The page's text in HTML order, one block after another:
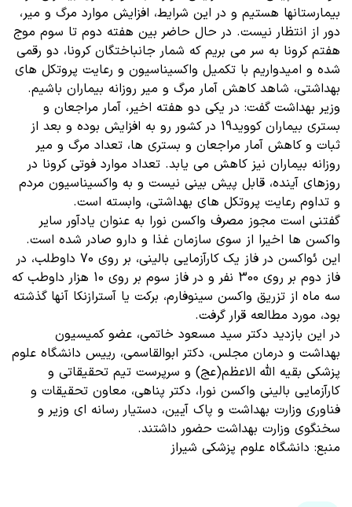
بیمارستانها هستیم و در این شرایط، افزایش موارد مرگ و میر،
دور از انتظار نیست. در حال حاضر بین هفته دوم تا سوم موج
هفتم کرونا به سر می بریم که شمار جانباختگان کرونا، دو رقمی
شده و امیدواریم با تکمیل واکسیناسیون و رعایت پروتکل های
بهداشتی، شاهد کاهش آمار مرگ و میر روزانه بیماران باشیم.
وزیر بهداشت گفت: در یکی دو هفته اخیر، آمار مراجعان و
بستری بیماران کووید19 در کشور رو به افزایش بوده و بعد از
ثبات و کاهش آمار مراجعان و بستری ها، تعداد مرگ و میر
روزانه بیماران نیز کاهش می یابد. تعداد موارد فوتی کرونا در
روزهای آینده، قابل پیش بینی نیست و به واکسیناسیون مردم
و تداوم رعایت پروتکل های بهداشتی، وابسته است.
گفتنی است مجوز مصرف واکسن نورا به عنوان یادآور سایر
واکسن ها اخیرا از سوی سازمان غذا و دارو صادر شده است.
این ئواکسن در فاز یک کارآزمایی بالینی، بر روی 70 داوطلب، در
فاز دوم بر روی 300 نفر و در فاز سوم بر روی 10 هزار داوطب که
سه ماه از تزریق واکسن سینوفارم، برکت یا آسترازنکا آنها گذشته
بود، مورد مطالعه قرار گرفت.
در این بازدید دکتر سید مسعود خاتمی، عضو کمیسیون
بهداشت و درمان مجلس، دکتر ابوالقاسمی، رییس دانشگاه علوم
پزشکی بقیه الله الاعظم(عج) و سرپرست تیم تحقیقاتی و
کارآزمایی بالینی واکسن نورا، دکتر پناهی، معاون تحقیقات و
فناوری وزارت بهداشت و پاک آیین، دستیار رسانه ای وزیر و
سخنگوی وزارت بهداشت حضور داشتند.
منبع: دانشگاه علوم پزشکی شیراز